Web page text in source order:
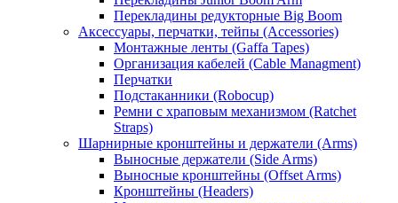
Перекладины редукторные Big Boom
Аксессуары, перчатки, тейпы (Accessories)
Монтажные ленты (Gaffa Tapes)
Организация кабелей (Cable Managment)
Перчатки
Подстаканники (Robocup)
Ремни с храповым механизмом (Ratchet
Straps)
Шарнирные кронштейны и держатели (Arms)
Выносные держатели (Side Arms)
Выносные кронштейны (Offset Arms)
Кронштейны (Headers)